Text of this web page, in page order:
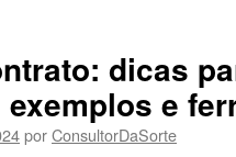
dicas
e
porConsultorDaSorte